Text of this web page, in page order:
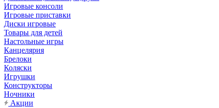
Игровые консоли
Игровые приставки
Диски игровые
Товары для детей
Настольные игры
Канцелярия
Брелоки
Коляски
Игрушки
Конструкторы
Ночники
Акции